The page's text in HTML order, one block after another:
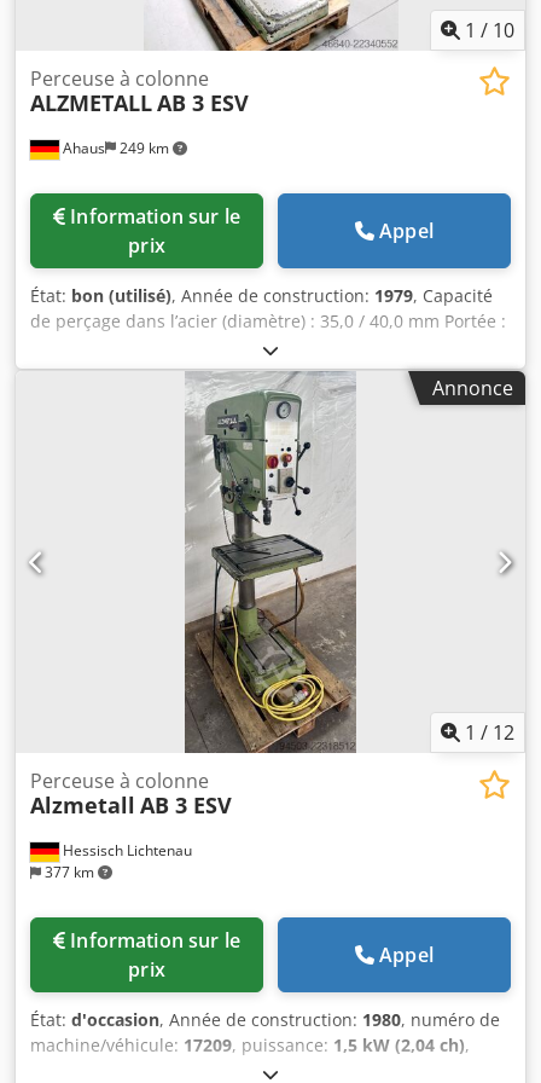
1 / 10
Ahaus 249 km
Perceuse à colonne
ALZMETALLAB 3 ESV
prix
Appel
État: bon (utilisé), Année de construction: 1979, Capacité
de perçage dans l’acier (diamètre) : 35,0 / 40,0 mm Portée :
300 mm Course de perçage : 180 mm Vitesse de rotation :
110 - 1450 tr/min Dimensions de la table : Ø 455 mm
Diamètre de la colonne : 155 mm Avance : 0,1 / 0,2 / 0,3
m/min Montage de la broche : MK 4 Puissance du moteur :
1,5 kW Dwsdpfx Aezl E Tkeldsa Poids : 450 kg Dimensions (L
x l x H) : 800 x 650 x 1850 mm Équipement : - Perceuse à
colonne robuste (courroie trapézoïdale) - Avance
automatique de la broche - Réglage de vitesse continu -
Butée de profondeur - Table ronde avec rainures en T *
Réglage en hauteur à l’aide d’une manivelle * Rotative -
Bouton d’arrêt d’urgence à l’avant - Système de
refroidissement avec réservoir séparé - Manuel
Annonce
1 / 12
Hessisch Lichtenau
377 km
Perceuse à colonne
Alzmetall AB 3 ESV
prix
Appel
État: d'occasion, Année de construction: 1980, numéro de
machine/véhicule: 17209, puissance: 1,5 kW (2,04 ch),
, fréquence d'entrée: